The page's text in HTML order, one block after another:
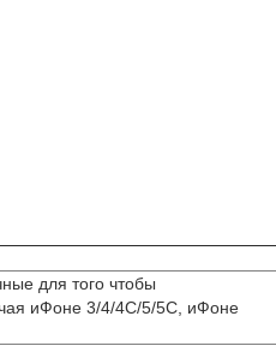
для того чтобы
иФоне 3/4/4С/5/5С, иФоне